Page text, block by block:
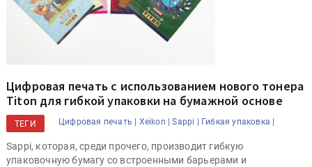
Цифровая печать с использованием нового тонера
Titon для гибкой упаковки на бумажной основе
ТЕГИ Цифровая печать | Xeikon | Sappi | Гибкая упаковка |
Sappi, которая, среди прочего, производит гибкую
упаковочную бумагу со встроенными барьерами и